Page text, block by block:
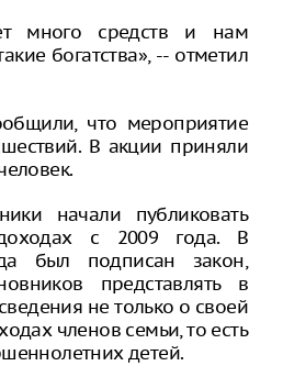
много средств и нам
богатства», -- отметил
что мероприятие
В акции приняли
начали публиковать
с 2009 года. В
был подписан закон,
представлять в
не только о своей
членов семьи, то есть
детей.